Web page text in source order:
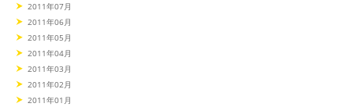
2011年07月
2011年06月
2011年05月
2011年04月
2011年03月
2011年02月
2011年01月